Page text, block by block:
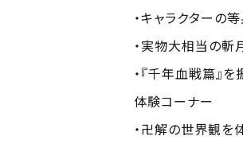
・キャラクターの
・実物大相当の斬
・『千年血戦篇』
体験コーナー
・卍解の世界観を